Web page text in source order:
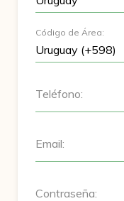
Código de Área:
Teléfono:
Email:
Contraseña: